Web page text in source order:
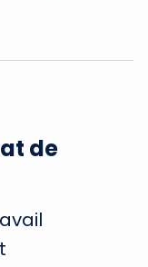
de